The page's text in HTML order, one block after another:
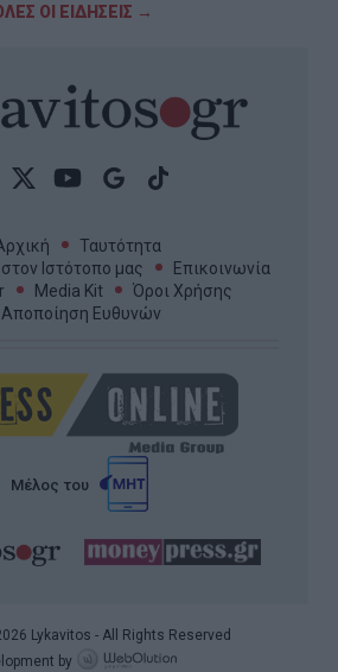
ΟΙ ΕΙΔΗΣΕΙΣ →
Ταυτότητα
Ιστότοπο μας
Επικοινωνία
Media Kit
Όροι Χρήσης
Αποποίηση Ευθυνών
Μέλος του
Lykavitos - All Rights Reserved
by